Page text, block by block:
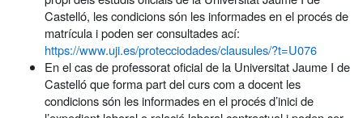
Castelló, les condicions són les informades en el procés de
matrícula i poden ser consultades ací:
https://www.uji.es/protecciodades/clausules/?t=U076
En el cas de professorat oficial de la Universitat Jaume I de
Castelló que forma part del curs com a docent les
condicions són les informades en el procés d’inici de